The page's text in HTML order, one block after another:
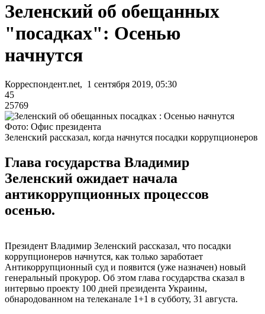
Зеленский об обещанных
"посадках": Осенью
начнутся
Корреспондент.net, 1 сентября 2019, 05:30
45
25769
Фото: Офис президента
Зеленский рассказал, когда начнутся посадки коррупционеров
Глава государства Владимир
Зеленский ожидает начала
антикоррупционных процессов
осенью.
Президент Владимир Зеленский рассказал, что посадки
коррупционеров начнутся, как только заработает
Антикоррупционный суд и появится (уже назначен) новый
генеральный прокурор. Об этом глава государства сказал в
интервью проекту 100 дней президента Украины,
обнародованном на телеканале 1+1 в субботу, 31 августа.